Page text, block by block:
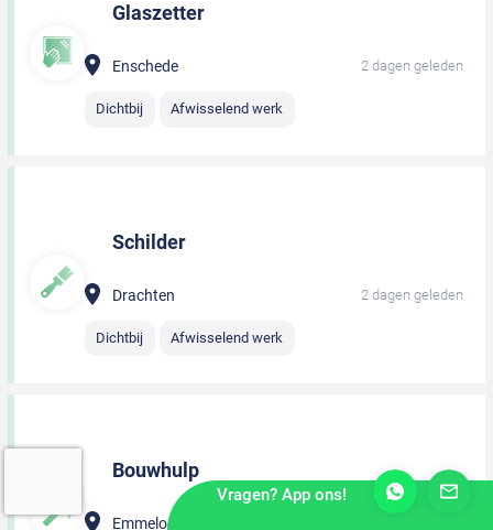
Glaszetter
Enschede 2 dagen geleden
Dichtbij Afwisselend werk
Schilder
Drachten 2 dagen geleden
Dichtbij Afwisselend werk
Bouwhulp
Emmeloord
Vragen? App ons!